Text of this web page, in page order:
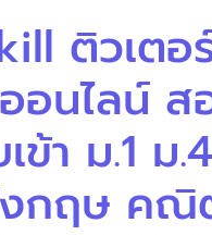
ติวเตอ
อนไลน์ ส
ข้า ม.1 ม
กฤษ คณิ